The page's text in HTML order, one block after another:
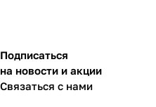
Подписаться
на новости и акции
Связаться с нами